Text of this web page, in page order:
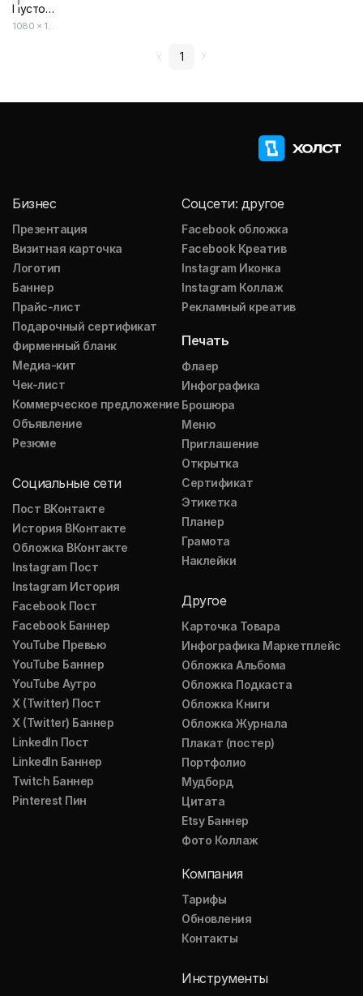
Пустой дизайн-макет
1080 × 1920
1
Бизнес
Презентация
Визитная карточка
Логотип
Баннер
Прайс-лист
Подарочный сертификат
Фирменный бланк
Медиа-кит
Чек-лист
Коммерческое предложение
Объявление
Резюме
Социальные сети
Пост ВКонтакте
История ВКонтакте
Обложка ВКонтакте
Instagram Пост
Instagram История
Facebook Пост
Facebook Баннер
YouTube Превью
YouTube Баннер
YouTube Аутро
X (Twitter) Пост
X (Twitter) Баннер
LinkedIn Пост
LinkedIn Баннер
Twitch Баннер
Pinterest Пин
Соцсети: другое
Facebook обложка
Facebook Креатив
Instagram Иконка
Instagram Коллаж
Рекламный креатив
Печать
Флаер
Инфографика
Брошюра
Меню
Приглашение
Открытка
Сертификат
Этикетка
Планер
Грамота
Наклейки
Другое
Карточка Товара
Инфографика Маркетплейс
Обложка Альбома
Обложка Подкаста
Обложка Книги
Обложка Журнала
Плакат (постер)
Портфолио
Мудборд
Цитата
Etsy Баннер
Фото Коллаж
Компания
Тарифы
Обновления
Контакты
Инструменты